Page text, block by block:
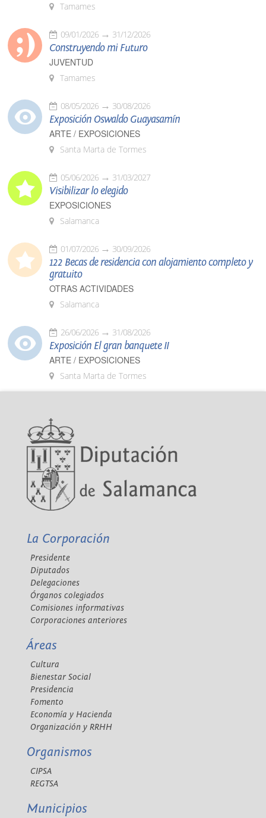
Tamames
09/01/2026 31/12/2026
Construyendo mi Futuro
JUVENTUD
Tamames
08/05/2026 30/08/2026
Exposición Oswaldo Guayasamín
ARTE / EXPOSICIONES
Santa Marta de Tormes
05/06/2026 31/03/2027
Visibilizar lo elegido
EXPOSICIONES
Salamanca
01/07/2026 30/09/2026
122 Becas de residencia con alojamiento completo y
gratuito
OTRAS ACTIVIDADES
Salamanca
26/06/2026 31/08/2026
Exposición El gran banquete II
ARTE / EXPOSICIONES
Santa Marta de Tormes
La Corporación
Presidente
Diputados
Delegaciones
Órganos colegiados
Comisiones informativas
Corporaciones anteriores
Áreas
Cultura
Bienestar Social
Presidencia
Fomento
Economía y Hacienda
Organización y RRHH
Organismos
CIPSA
REGTSA
Municipios